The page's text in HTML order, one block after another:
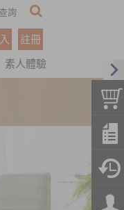
詢
註冊
素人體驗